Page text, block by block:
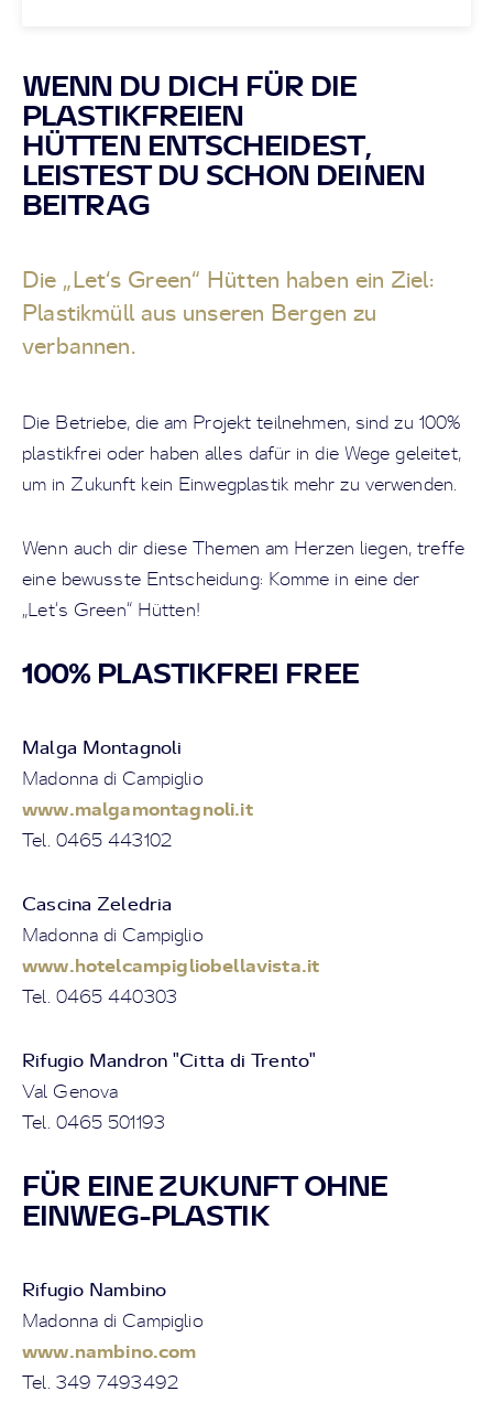
WENN DU DICH FÜR DIE
PLASTIKFREIEN
HÜTTEN ENTSCHEIDEST,
LEISTEST DU SCHON DEINEN
BEITRAG
Die „Let‘s Green“ Hütten haben ein Ziel:
Plastikmüll aus unseren Bergen zu
verbannen.
Die Betriebe, die am Projekt teilnehmen, sind zu 100%
plastikfrei oder haben alles dafür in die Wege geleitet,
um in Zukunft kein Einwegplastik mehr zu verwenden.
Wenn auch dir diese Themen am Herzen liegen, treffe
eine bewusste Entscheidung: Komme in eine der
„Let‘s Green“ Hütten!
100% PLASTIKFREI FREE
Malga Montagnoli
Madonna di Campiglio
www.malgamontagnoli.it
Tel. 0465 443102
Cascina Zeledria
Madonna di Campiglio
www.hotelcampigliobellavista.it
Tel. 0465 440303
Rifugio Mandron "Citta di Trento"
Val Genova
Tel. 0465 501193
FÜR EINE ZUKUNFT OHNE
EINWEG-PLASTIK
Rifugio Nambino
Madonna di Campiglio
www.nambino.com
Tel. 349 7493492